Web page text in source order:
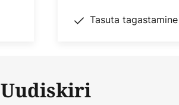
Tasuta
Uudiskiri